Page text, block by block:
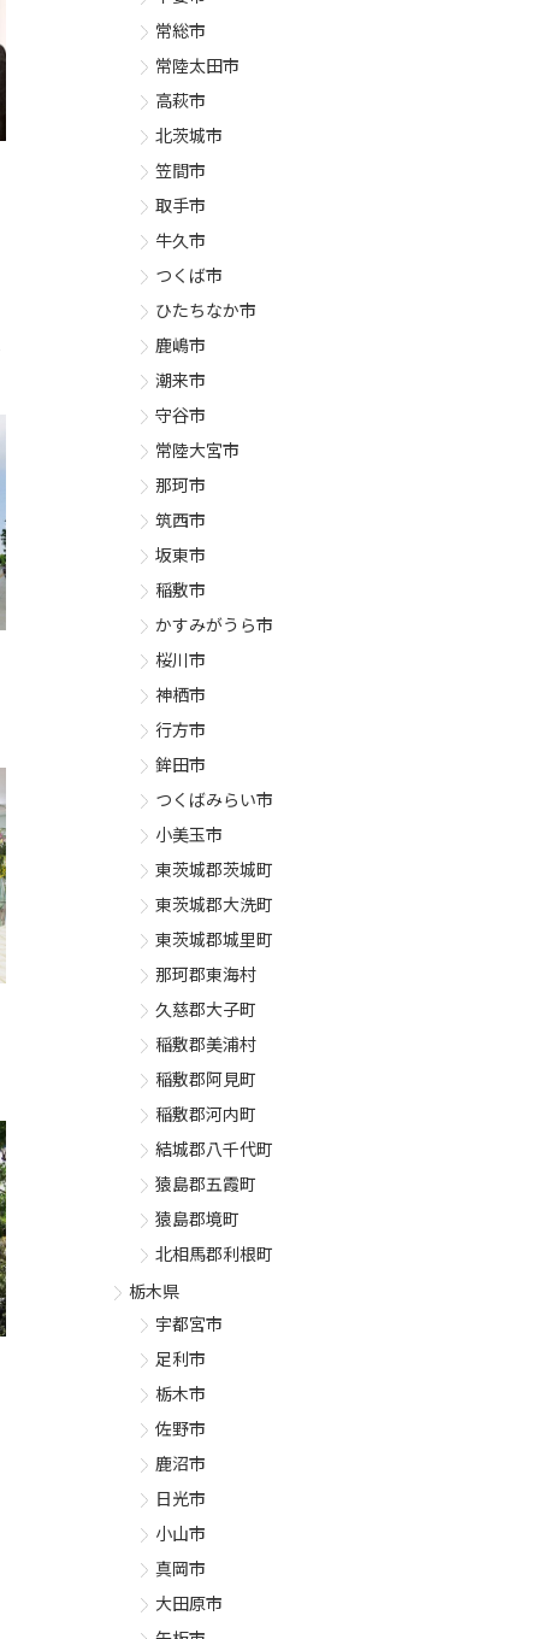
常総市
常陸太田市
高萩市
北茨城市
笠間市
取手市
牛久市
つくば市
ひたちなか市
鹿嶋市
潮来市
守谷市
常陸大宮市
那珂市
筑西市
坂東市
稲敷市
かすみがうら市
桜川市
神栖市
行方市
鉾田市
つくばみらい市
小美玉市
東茨城郡茨城町
東茨城郡大洗町
東茨城郡城里町
那珂郡東海村
久慈郡大子町
稲敷郡美浦村
稲敷郡阿見町
稲敷郡河内町
結城郡八千代町
猿島郡五霞町
猿島郡境町
北相馬郡利根町
栃木県
宇都宮市
足利市
栃木市
佐野市
鹿沼市
日光市
小山市
真岡市
大田原市